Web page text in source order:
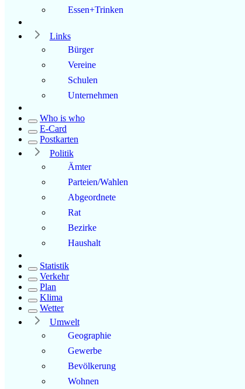
Essen+Trinken
Links
Bürger
Vereine
Schulen
Unternehmen
Who is who
E-Card
Postkarten
Politik
Ämter
Parteien/Wahlen
Abgeordnete
Rat
Bezirke
Haushalt
Statistik
Verkehr
Plan
Klima
Wetter
Umwelt
Geographie
Gewerbe
Bevölkerung
Wohnen